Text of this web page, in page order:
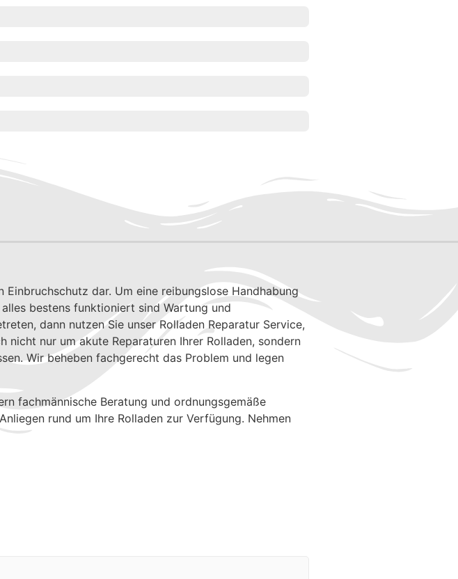
dar. Um eine reibungslose Handhabung
bestens funktioniert sind Wartung und
dann nutzen Sie unser Rolladen Reparatur Service,
nur um akute Reparaturen Ihrer Rolladen, sondern
Wir beheben fachgerecht das Problem und legen
fachmännische Beratung und ordnungsgemäße
rund um Ihre Rolladen zur Verfügung. Nehmen